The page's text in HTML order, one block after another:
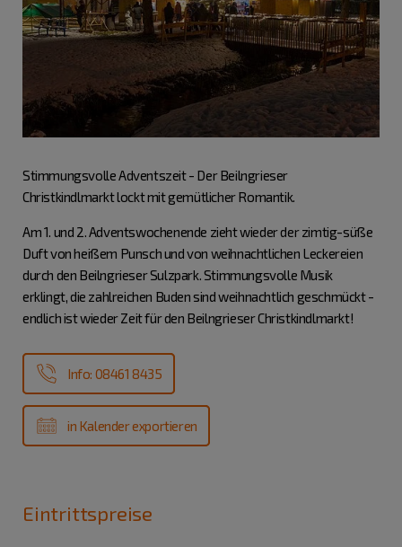
Stimmungsvolle Adventszeit - Der Beilngrieser
Christkindlmarkt lockt mit gemütlicher Romantik.
Am 1. und 2. Adventswochenende zieht wieder der zimtig-süße
Duft von heißem Punsch und von weihnachtlichen Leckereien
durch den Beilngrieser Sulzpark. Stimmungsvolle Musik
erklingt, die zahlreichen Buden sind weihnachtlich geschmückt -
endlich ist wieder Zeit für den Beilngrieser Christkindlmarkt!
Info: 08461 8435
in Kalender exportieren
Eintrittspreise